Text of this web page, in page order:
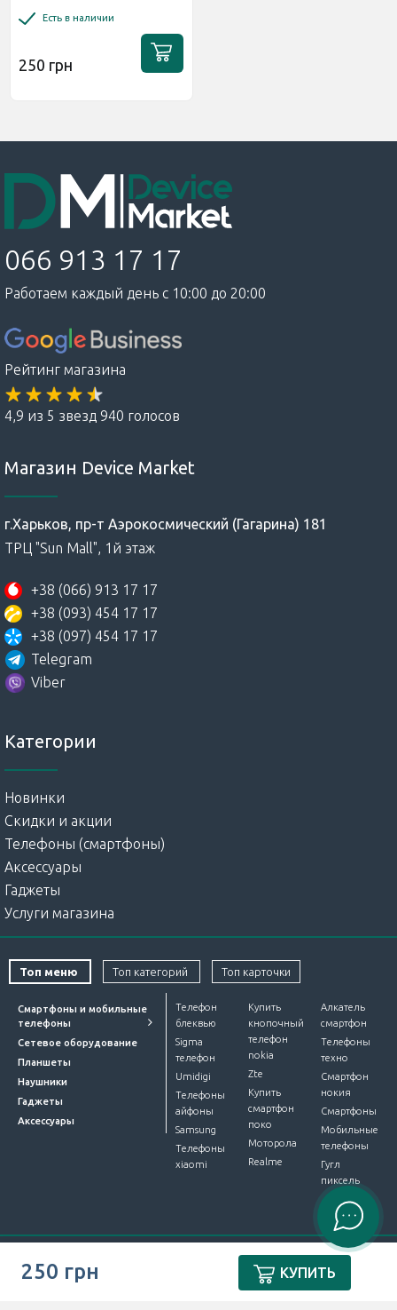
250 грн КУПИТЬ
Есть в наличии
250 грн
066 913 17 17
Работаем каждый день с 10:00 до 20:00
Рейтинг магазина
4,9 из 5 звезд 940 голосов
Магазин Device Market
г.Харьков, пр-т Аэрокосмический (Гагарина) 181
ТРЦ "Sun Mall", 1й этаж
+38 (066) 913 17 17
+38 (093) 454 17 17
+38 (097) 454 17 17
Telegram
Viber
Категории
Новинки
Скидки и акции
Телефоны (смартфоны)
Аксессуары
Гаджеты
Услуги магазина
Топ меню Топ категорий Топ карточки
Смартфоны и мобильные
телефоны
Сетевое оборудование
Планшеты
Наушники
Гаджеты
Аксессуары
Телефон
блеквью
Sigma
телефон
Umidigi
Телефоны
айфоны
Samsung
Телефоны
xiaomi
Купить
кнопочный
телефон
nokia
Zte
Купить
смартфон
поко
Моторола
Realme
Алкатель
смартфон
Телефоны
техно
Смартфон
нокия
Смартфоны
Мобильные
телефоны
Гугл
пиксель
Интернет-магазин Device Market © 2012-2026. Все права
ПУБЛІЧНА ОФЕРТА.